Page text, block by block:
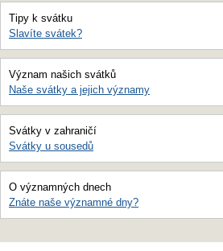
Tipy k svátku
Slavíte svátek?
Význam našich svátků
Naše svátky a jejich významy
Svátky v zahraničí
Svátky u sousedů
O významných dnech
Znáte naše významné dny?